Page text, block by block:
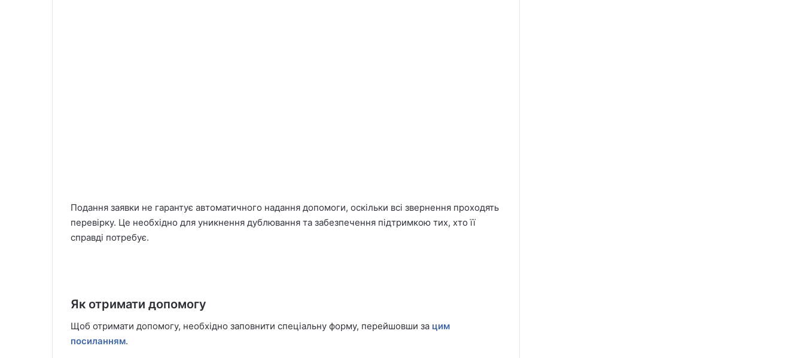
Подання заявки не гарантує автоматичного надання допомоги, оскільки всі звернення проходять
перевірку. Це необхідно для уникнення дублювання та забезпечення підтримкою тих, хто її
справді потребує.
Як отримати допомогу
Щоб отримати допомогу, необхідно заповнити спеціальну форму, перейшовши за цим
посиланням.